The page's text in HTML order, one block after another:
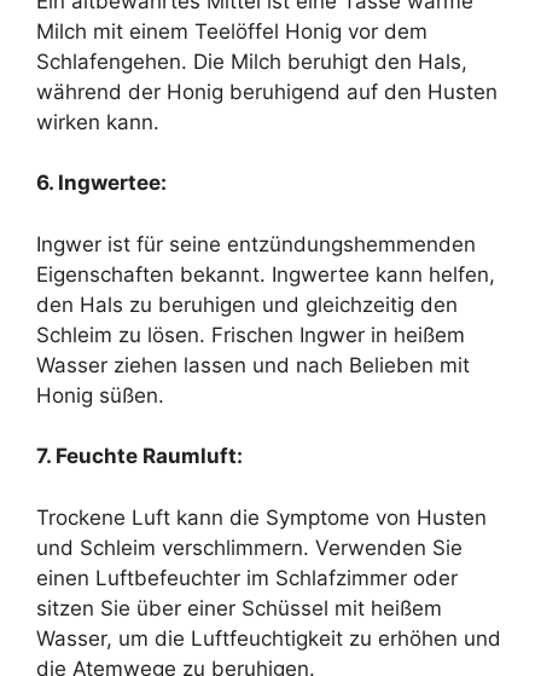
Milch mit einem Teelöffel Honig vor dem
Schlafengehen. Die Milch beruhigt den Hals,
während der Honig beruhigend auf den Husten
wirken kann.
6. Ingwertee:
Ingwer ist für seine entzündungshemmenden
Eigenschaften bekannt. Ingwertee kann helfen,
den Hals zu beruhigen und gleichzeitig den
Schleim zu lösen. Frischen Ingwer in heißem
Wasser ziehen lassen und nach Belieben mit
Honig süßen.
7. Feuchte Raumluft:
Trockene Luft kann die Symptome von Husten
und Schleim verschlimmern. Verwenden Sie
einen Luftbefeuchter im Schlafzimmer oder
sitzen Sie über einer Schüssel mit heißem
Wasser, um die Luftfeuchtigkeit zu erhöhen und
die Atemwege zu beruhigen.